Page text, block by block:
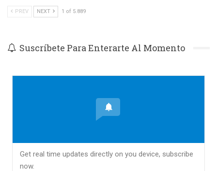
PREV NEXT 1 of 5.889
Suscríbete Para Enterarte Al Momento
Get real time updates directly on you device, subscribe
now.